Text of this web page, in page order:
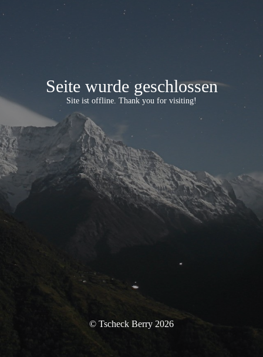
Seite wurde geschlossen
Site ist offline. Thank you for visiting!
© Tscheck Berry 2026